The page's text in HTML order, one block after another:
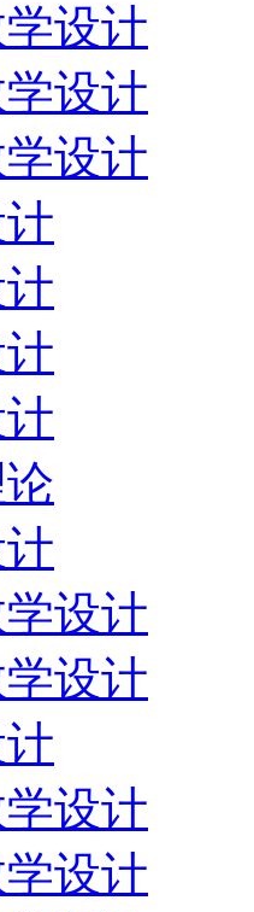
设计
设计
设计
设计
设计
设计
设计